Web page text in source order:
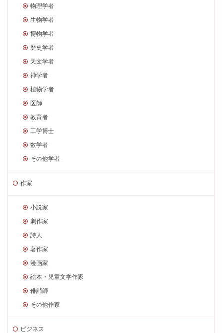
物理学者
生物学者
博物学者
歴史学者
天文学者
神学者
植物学者
医師
教育者
工学博士
数学者
その他学者
作家
小説家
劇作家
詩人
著作家
漫画家
絵本・児童文学作家
俳諧師
その他作家
ビジネス